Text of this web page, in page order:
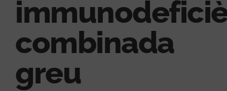
combinada
greu